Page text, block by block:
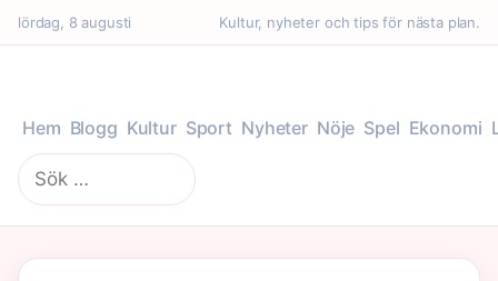
lördag, 8 augusti Kultur, nyheter och tips för nästa plan.
Hem Blogg Kultur Sport Nyheter Nöje Spel Ekonomi
Sök
efter: